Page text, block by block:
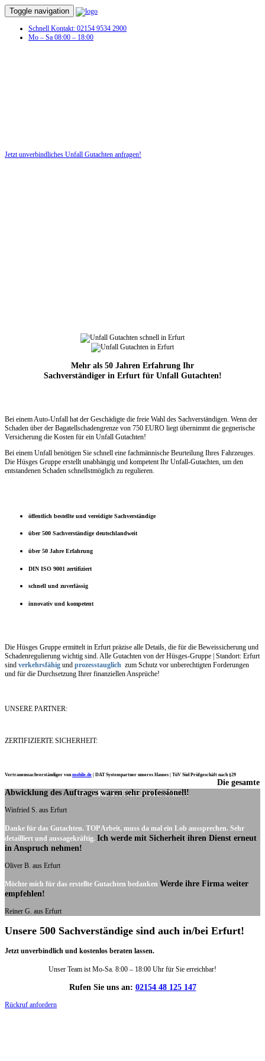
Toggle navigation
Schnell Kontakt: 02154 9534 2900
Mo – Sa 08:00 – 18:00
Jetzt unverbindliches Unfall Gutachten anfragen!
Mehr als 50 Jahren Erfahrung Ihr
Sachverständiger in Erfurt für Unfall Gutachten!
Bei einem Auto-Unfall hat der Geschädigte die freie Wahl des Sachverständigen. Wenn der
Schaden über der Bagatellschadengrenze von 750 EURO liegt übernimmt die gegnerische
Versicherung die Kosten für ein Unfall Gutachten!
Bei einem Unfall benötigen Sie schnell eine fachmännische Beurteilung Ihres Fahrzeuges.
Die Hüsges Gruppe erstellt unabhängig und kompetent Ihr Unfall-Gutachten, um den
entstandenen Schaden schnellstmöglich zu regulieren.
öffentlich bestellte und vereidigte Sachverständige
über 500 Sachverständige deutschlandweit
über 50 Jahre Erfahrung
DIN ISO 9001 zertifiziert
schnell und zuverlässig
innovativ und kompetent
Die Hüsges Gruppe ermittelt in Erfurt präzise alle Details, die für die Beweissicherung und
Schadenregulierung wichtig sind. Alle Gutachten von der Hüsges-Gruppe | Standort: Erfurt
sind verkehrsfähig und prozesstauglich zum Schutz vor unberechtigten Forderungen
und für die Durchsetzung Ihrer finanziellen Ansprüche!
UNSERE PARTNER:
ZERTIFIZIERTE SICHERHEIT:
Vertrauenssachverständiger vonmobile.de DAT Systempartner unseres Hauses | TüV Süd Prüfgeschäft nach §29
UNSERE KUNDENSTIMMEN:
Die gesamte
Abwicklung des Auftrages waren sehr professionell!
Winfried S. aus Erfurt
Danke für das Gutachten. TOP Arbeit, muss da mal ein Lob aussprechen. Sehr
detailliert und aussagekräftig. Ich werde mit Sicherheit ihren Dienst erneut
in Anspruch nehmen!
Oliver B. aus Erfurt
Möchte mich für das erstellte Gutachten bedanken Werde ihre Firma weiter
empfehlen!
Reiner G. aus Erfurt
Unsere 500 Sachverständige sind auch in/bei Erfurt!
Jetzt unverbindlich und kostenlos beraten lassen.
Unser Team ist Mo-Sa. 8:00 – 18:00 Uhr für Sie erreichbar!
Rufen Sie uns an: 02154 48 125 147
Rückruf anfordern